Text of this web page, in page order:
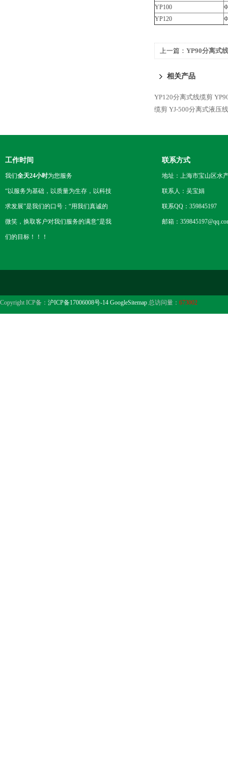
YP100
YP120
上一篇： YP90分离式
相关产品
YP120分离式线缆剪
缆剪 YJ-500分离式液压
工作时间
我们全天24小时为您服务
“以服务为基础，以质量为生存，以科技
求发展”是我们的口号；“用我们真诚的
微笑，换取客户对我们服务的满意”是我
们的目标！！！
联系方式
地址：上海市宝山区水
联系人：吴宝娟
联系QQ：359845197
邮箱：
Copyright ICP备： 沪ICP备17006008号-14 GoogleSitemap 总访问量： 673002